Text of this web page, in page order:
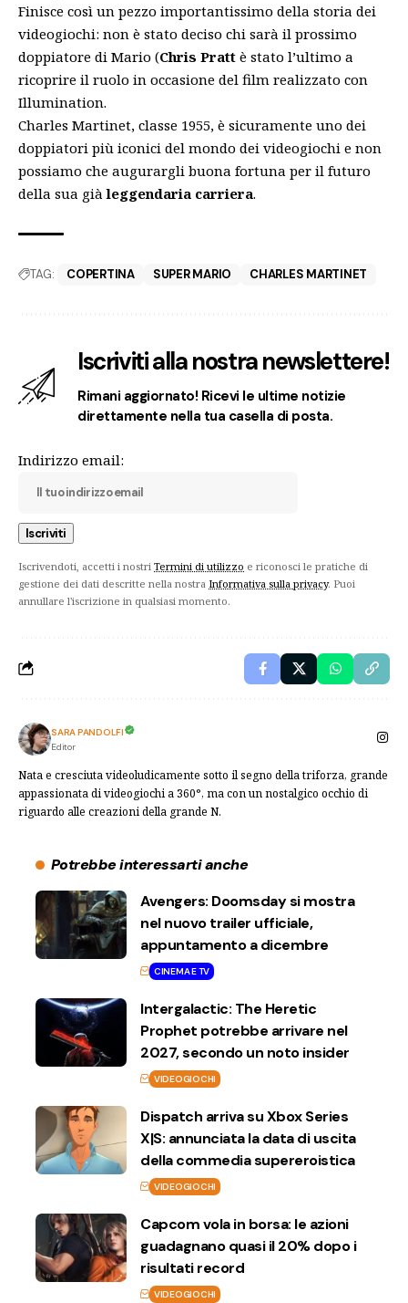
Finisce così un pezzo importantissimo della storia dei
videogiochi: non è stato deciso chi sarà il prossimo
doppiatore di Mario (Chris Pratt è stato l’ultimo a
ricoprire il ruolo in occasione del film realizzato con
Illumination.
Charles Martinet, classe 1955, è sicuramente uno dei
doppiatori più iconici del mondo dei videogiochi e non
possiamo che augurargli buona fortuna per il futuro
della sua giàleggendaria carriera.
TAG: COPERTINA SUPER MARIO CHARLES MARTINET
Iscriviti alla nostra newslettere!
Rimani aggiornato! Ricevi le ultime notizie
direttamente nella tua casella di posta.
Indirizzo email:
Iscrivendoti, accetti i nostri Termini di utilizzo e riconosci le pratiche di
gestione dei dati descritte nella nostra Informativa sulla privacy. Puoi
annullare l'iscrizione in qualsiasi momento.
SARA PANDOLFI
Editor
Nata e cresciuta videoludicamente sotto il segno della triforza, grande
appassionata di videogiochi a 360°, ma con un nostalgico occhio di
riguardo alle creazioni della grande N.
Potrebbe interessarti anche
Avengers: Doomsday si mostra
nel nuovo trailer ufficiale,
appuntamento a dicembre
CINEMA E TV
Intergalactic: The Heretic
Prophet potrebbe arrivare nel
2027, secondo un noto insider
VIDEOGIOCHI
Dispatch arriva su Xbox Series
X|S: annunciata la data di uscita
della commedia supereroistica
VIDEOGIOCHI
Capcom vola in borsa: le azioni
guadagnano quasi il 20% dopo i
risultati record
VIDEOGIOCHI